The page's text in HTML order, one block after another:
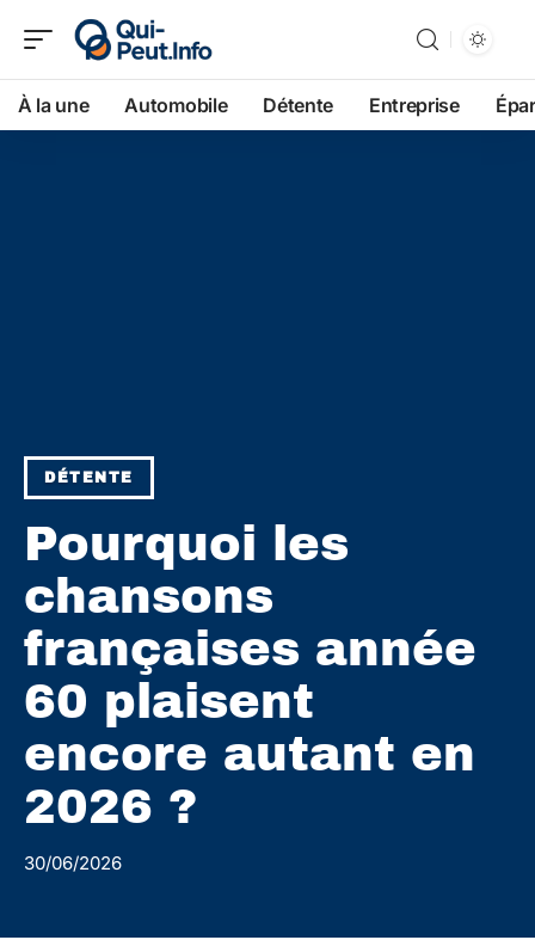
À la une Automobile Détente Entreprise
DÉTENTE
Pourquoi les
chansons
françaises année
60 plaisent
encore autant en
2026 ?
30/06/2026